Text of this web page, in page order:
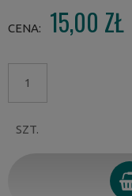
CENA: 15,00 ZŁ
SZT.